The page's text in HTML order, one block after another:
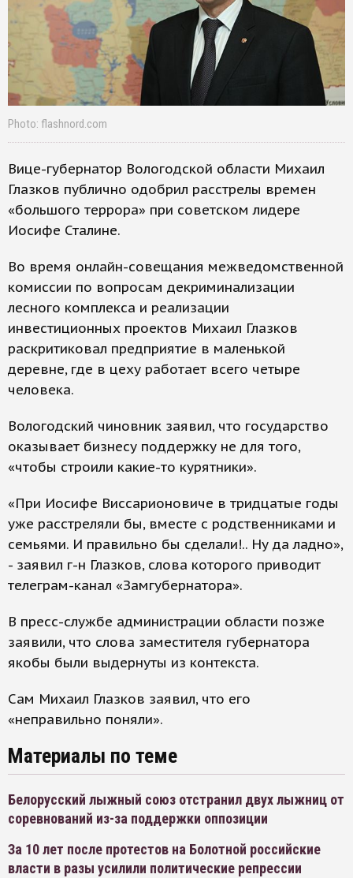
Photo: flashnord.com
Вице-губернатор Вологодской области Михаил
Глазков публично одобрил расстрелы времен
«большого террора» при советском лидере
Иосифе Сталине.
Во время онлайн-совещания межведомственной
комиссии по вопросам декриминализации
лесного комплекса и реализации
инвестиционных проектов Михаил Глазков
раскритиковал предприятие в маленькой
деревне, где в цеху работает всего четыре
человека.
Вологодский чиновник заявил, что государство
оказывает бизнесу поддержку не для того,
«чтобы строили какие-то курятники».
«При Иосифе Виссарионовиче в тридцатые годы
уже расстреляли бы, вместе с родственниками и
семьями. И правильно бы сделали!.. Ну да ладно»,
- заявил г-н Глазков, слова которого приводит
телеграм-канал «Замгубернатора».
В пресс-службе администрации области позже
заявили, что слова заместителя губернатора
якобы были выдернуты из контекста.
Сам Михаил Глазков заявил, что его
«неправильно поняли».
Материалы по теме
Белорусский лыжный союз отстранил двух лыжниц от
соревнований из-за поддержки оппозиции
За 10 лет после протестов на Болотной российские
власти в разы усилили политические репрессии